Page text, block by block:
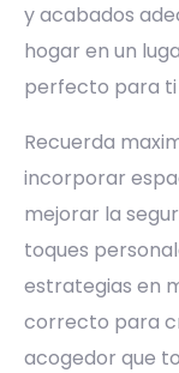
y acabados
hogar en un
perfecto para ti
Recuerda
incorporar
mejorar la
toques
estrategias en
correcto para
acogedor que